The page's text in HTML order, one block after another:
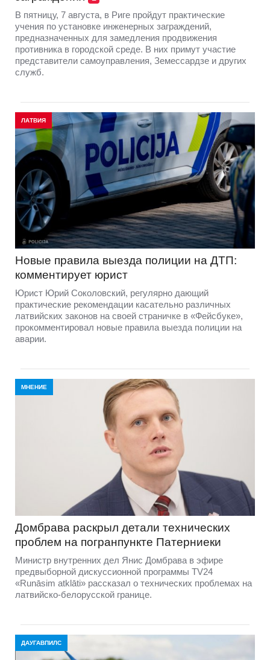
В пятницу, 7 августа, в Риге пройдут практические
учения по установке инженерных заграждений,
предназначенных для замедления продвижения
противника в городской среде. В них примут участие
представители самоуправления, Земессардзе и других
служб.
ЛАТВИЯ
Новые правила выезда полиции на ДТП:
комментирует юрист
Юрист Юрий Соколовский, регулярно дающий
практические рекомендации касательно различных
латвийских законов на своей страничке в «Фейсбуке»,
прокомментировал новые правила выезда полиции на
аварии.
МНЕНИЕ
Домбравa раскрыл детали технических
проблем на погранпункте Патерниеки
Министр внутренних дел Янис Домбрава в эфире
предвыборной дискуссионной программы TV24
«Runāsim atklāti» рассказал о технических проблемах на
латвийско-белорусской границе.
ДАУГАВПИЛС